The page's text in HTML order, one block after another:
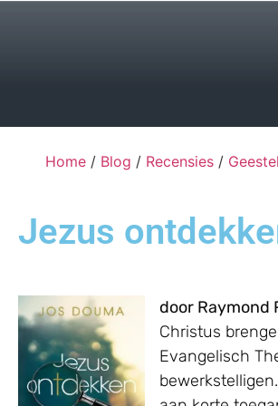
Home / Blog / Recensies /
Jezus
door Raymond
Christus
Evangelisch